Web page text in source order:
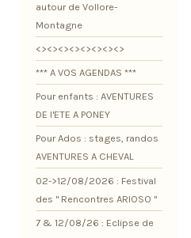
autour de Vollore-
Montagne
<><><><><><><><>
*** A VOS AGENDAS ***
Pour enfants : AVENTURES
DE l'ETE A PONEY
Pour Ados : stages, randos
AVENTURES A CHEVAL
02->12/08/2026 : Festival
des " Rencontres ARIOSO "
7 & 12/08/26 : Eclipse de